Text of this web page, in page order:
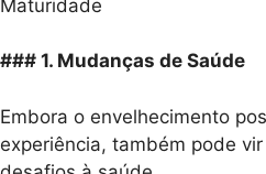
Maturidade
### 1. Mudanças de Saúde
Embora o envelhecimento
experiência, também pode